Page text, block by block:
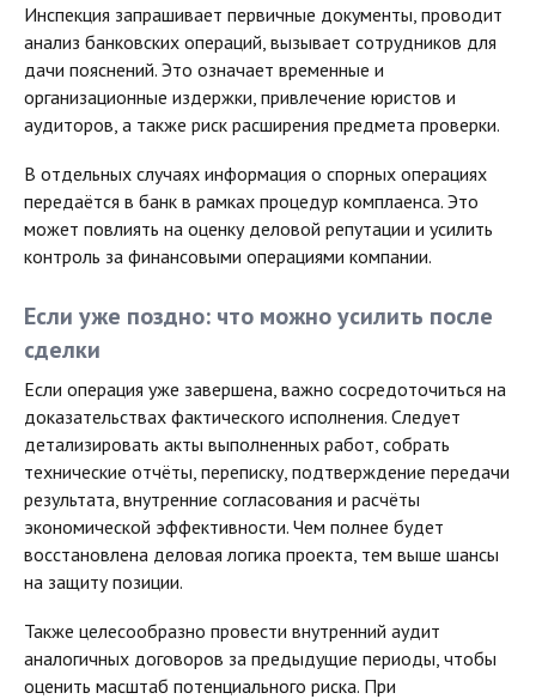
Инспекция запрашивает первичные документы, проводит
анализ банковских операций, вызывает сотрудников для
дачи пояснений. Это означает временные и
организационные издержки, привлечение юристов и
аудиторов, а также риск расширения предмета проверки.
В отдельных случаях информация о спорных операциях
передаётся в банк в рамках процедур комплаенса. Это
может повлиять на оценку деловой репутации и усилить
контроль за финансовыми операциями компании.
Если уже поздно: что можно усилить после
сделки
Если операция уже завершена, важно сосредоточиться на
доказательствах фактического исполнения. Следует
детализировать акты выполненных работ, собрать
технические отчёты, переписку, подтверждение передачи
результата, внутренние согласования и расчёты
экономической эффективности. Чем полнее будет
восстановлена деловая логика проекта, тем выше шансы
на защиту позиции.
Также целесообразно провести внутренний аудит
аналогичных договоров за предыдущие периоды, чтобы
оценить масштаб потенциального риска. При